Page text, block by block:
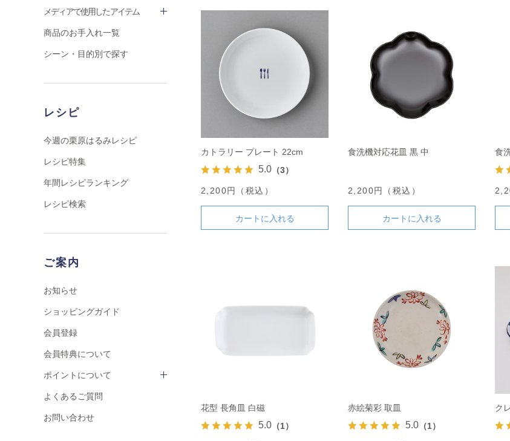
メディアで使用したアイテム
商品のお手入れ一覧
シーン・目的別で探す
レシピ
今週の栗原はるみレシピ
レシピ特集
年間レシピランキング
レシピ検索
ご案内
お知らせ
ショッピングガイド
会員登録
会員特典について
ポイントについて
よくあるご質問
お問い合わせ
カトラリー プレート 22cm
5.0 （3）
2,200円（税込）
カートに入れる
食洗機対応花皿 黒 中
2,200円（税込）
カートに入れる
食
花型 長角皿 白磁
5.0 （1）
赤絵菊彩 取皿
5.0 （1）
ク